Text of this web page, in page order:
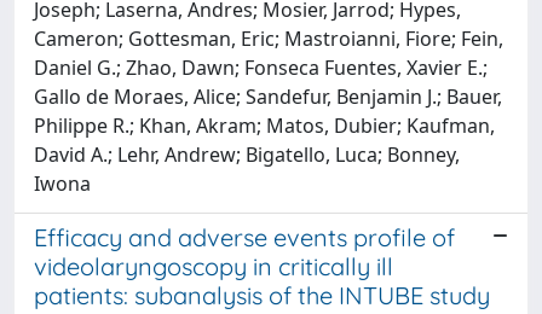
Joseph; Laserna, Andres; Mosier, Jarrod; Hypes,
Cameron; Gottesman, Eric; Mastroianni, Fiore; Fein,
Daniel G.; Zhao, Dawn; Fonseca Fuentes, Xavier E.;
Gallo de Moraes, Alice; Sandefur, Benjamin J.; Bauer,
Philippe R.; Khan, Akram; Matos, Dubier; Kaufman,
David A.; Lehr, Andrew; Bigatello, Luca; Bonney,
Iwona
Efficacy and adverse events profile of
videolaryngoscopy in critically ill
patients: subanalysis of the INTUBE study